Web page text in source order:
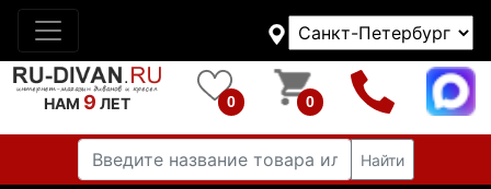
НАМ 9 ЛЕТ 0 0
Найти